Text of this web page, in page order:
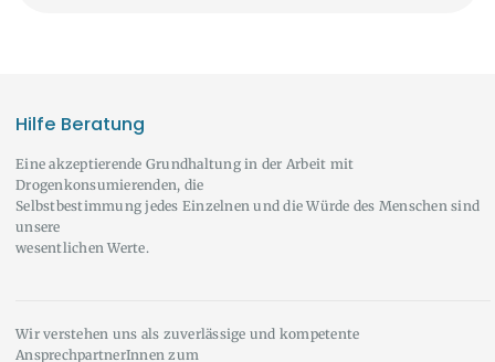
Hilfe Beratung
Eine akzeptierende Grundhaltung in der Arbeit mit
Drogenkonsumierenden, die
Selbstbestimmung jedes Einzelnen und die Würde des Menschen sind
unsere
wesentlichen Werte.
Wir verstehen uns als zuverlässige und kompetente
AnsprechpartnerInnen zum